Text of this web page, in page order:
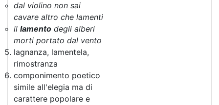
dal violino non sai
cavare altro che lamenti
il lamento degli alberi
morti portato dal vento
lagnanza, lamentela,
rimostranza
componimento poetico
simile all'elegia ma di
carattere popolare e